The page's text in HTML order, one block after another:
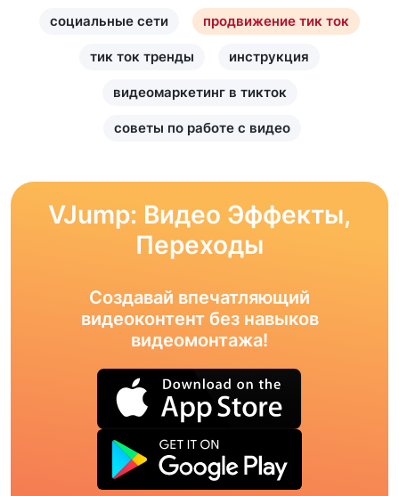
социальные сети продвижение тик ток
тик ток тренды инструкция
видеомаркетинг в тикток
советы по работе с видео
VJump: Видео Эффекты,
Переходы
Создавай впечатляющий
видеоконтент без навыков
видеомонтажа!